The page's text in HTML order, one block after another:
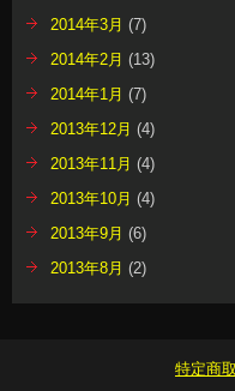
2014年3月 (7)
2014年2月 (13)
2014年1月 (7)
2013年12月 (4)
2013年11月 (4)
2013年10月 (4)
2013年9月 (6)
2013年8月 (2)
特定商